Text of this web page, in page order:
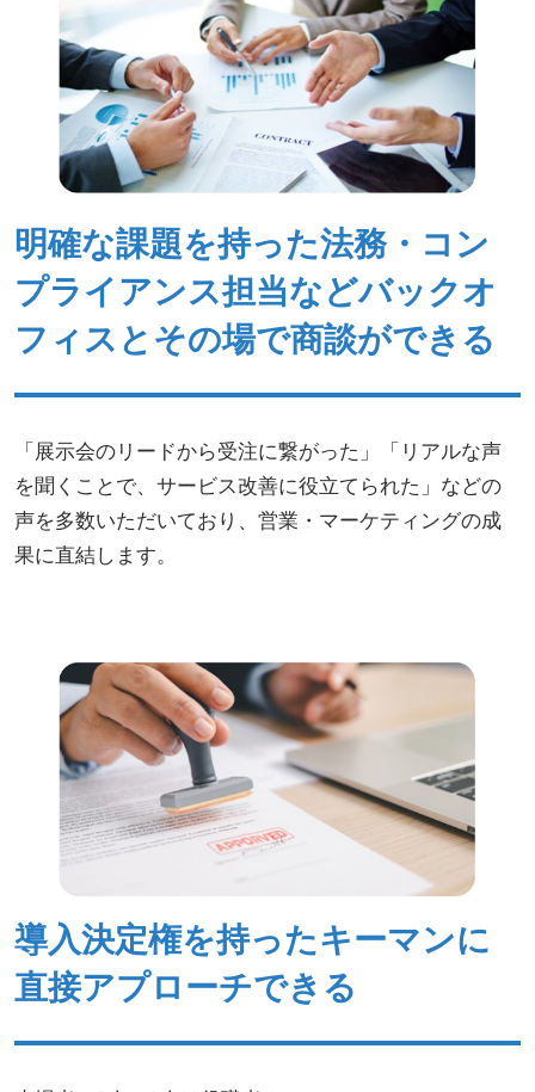
明確な課題を持った法務・コン
プライアンス担当などバックオ
フィスとその場で商談ができる
「展示会のリードから受注に繋がった」「リアルな声
を聞くことで、サービス改善に役立てられた」などの
声を多数いただいており、営業・マーケティングの成
果に直結します。
導入決定権を持ったキーマンに
直接アプローチできる